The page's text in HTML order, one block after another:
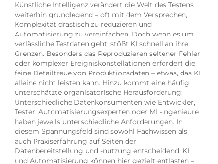
Künstliche Intelligenz verändert die Welt des Testens
weiterhin grundlegend – oft mit dem Versprechen,
Komplexität drastisch zu reduzieren und
Automatisierung zu vereinfachen. Doch wenn es um
verlässliche Testdaten geht, stößt KI schnell an ihre
Grenzen. Besonders das Reproduzieren seltener Fehler
oder komplexer Ereigniskonstellationen erfordert die
feine Detailtreue von Produktionsdaten – etwas, das KI
alleine nicht leisten kann. Hinzu kommt eine häufig
unterschätzte organisatorische Herausforderung:
Unterschiedliche Datenkonsumenten wie Entwickler,
Tester, Automatisierungsexperten oder ML-Ingenieure
haben jeweils unterschiedliche Anforderungen. In
diesem Spannungsfeld sind sowohl Fachwissen als
auch Praxiserfahrung auf Seiten der
Datenbereitstellung und -nutzung entscheidend. KI
und Automatisierung können hier gezielt entlasten –